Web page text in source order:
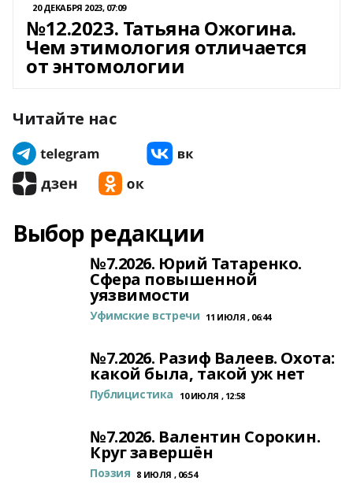
20 ДЕКАБРЯ 2023, 07:09
№12.2023. Татьяна Ожогина.
Чем этимология отличается
от энтомологии
Читайте нас
Выбор редакции
№7.2026. Юрий Татаренко.
Сфера повышенной
уязвимости
Уфимские встречи 11 ИЮЛЯ , 06:44
№7.2026. Разиф Валеев. Охота:
какой была, такой уж нет
Публицистика 10 ИЮЛЯ , 12:58
№7.2026. Валентин Сорокин.
Круг завершён
Поэзия 8 ИЮЛЯ , 06:54